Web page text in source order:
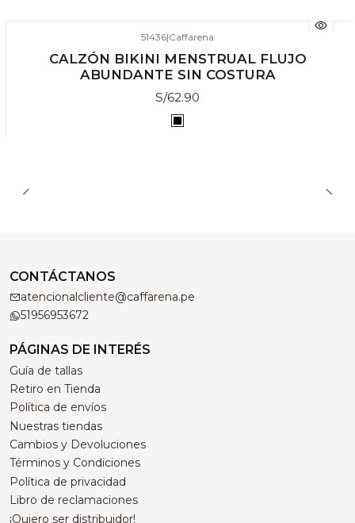
51436|Caffarena
CALZÓN BIKINI MENSTRUAL FLUJO
ABUNDANTE SIN COSTURA
S/62.90
CONTÁCTANOS
atencionalcliente@caffarena.pe
51956953672
PÁGINAS DE INTERÉS
Guía de tallas
Retiro en Tienda
Política de envíos
Nuestras tiendas
Cambios y Devoluciones
Términos y Condiciones
Política de privacidad
Libro de reclamaciones
¡Quiero ser distribuidor!